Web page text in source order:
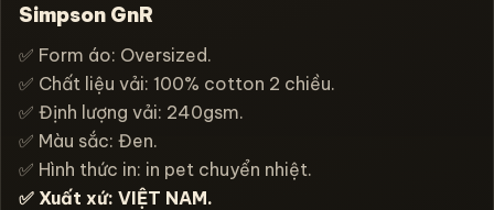
Simpson GnR
✅ Form áo: Oversized.
✅ Chất liệu vải: 100% cotton 2 chiều.
✅ Định lượng vải: 240gsm.
✅ Màu sắc: Đen.
✅ Hình thức in: in pet chuyển nhiệt.
✅ Xuất xứ: VIỆT NAM.